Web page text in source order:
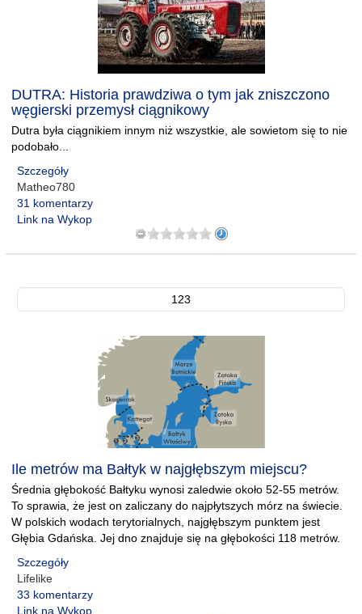
DUTRA: Historia prawdziwa o tym jak zniszczono
węgierski przemysł ciągnikowy
Dutra była ciągnikiem innym niż wszystkie, ale sowietom się to nie
podobało...
Szczegóły
Matheo780
31 komentarzy
Link na Wykop
123
Ile metrów ma Bałtyk w najgłębszym miejscu?
Średnia głębokość Bałtyku wynosi zaledwie około 52-55 metrów.
To sprawia, że jest on zaliczany do najpłytszych mórz na świecie.
W polskich wodach terytorialnych, najgłębszym punktem jest
Głębia Gdańska. Jej dno znajduje się na głębokości 118 metrów.
Szczegóły
Lifelike
33 komentarzy
Link na Wykop